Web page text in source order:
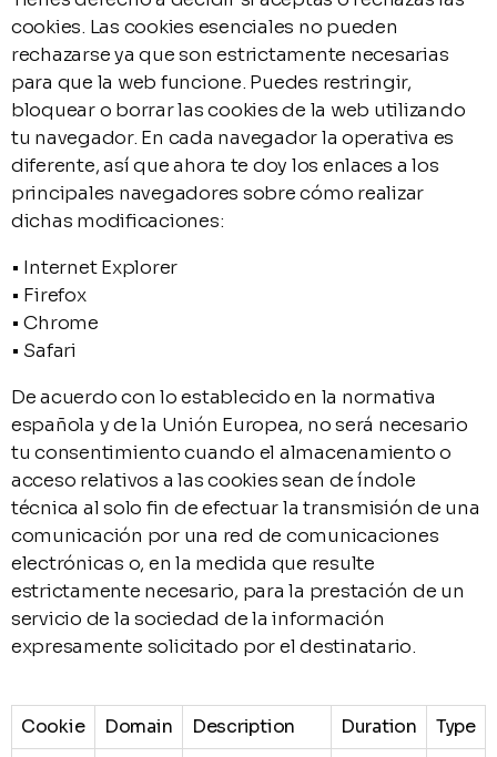
cookies. Las cookies esenciales no pueden
rechazarse ya que son estrictamente necesarias
para que la web funcione. Puedes restringir,
bloquear o borrar las cookies de la web utilizando
tu navegador. En cada navegador la operativa es
diferente, así que ahora te doy los enlaces a los
principales navegadores sobre cómo realizar
dichas modificaciones:
• Internet Explorer
• Firefox
• Chrome
• Safari
De acuerdo con lo establecido en la normativa
española y de la Unión Europea, no será necesario
tu consentimiento cuando el almacenamiento o
acceso relativos a las cookies sean de índole
técnica al solo fin de efectuar la transmisión de una
comunicación por una red de comunicaciones
electrónicas o, en la medida que resulte
estrictamente necesario, para la prestación de un
servicio de la sociedad de la información
expresamente solicitado por el destinatario.
Cookie Domain Description Duration Type